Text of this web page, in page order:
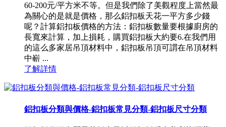
60-200元/平方米不等。但是我們除了美觀程度上當然最
為關心的是就是價格，那么鋁扣板天花一平方多少錢
呢？計算鋁扣板價格的方法：鋁扣板數量要根據廚房的
長寬來計算，加上損耗，購買鋁扣板大約要6.在我們用
的這么多家居吊頂材料中，鋁扣板吊頂可謂在吊頂材料
中嶄 ...
了解詳情
鋁扣板分類與價格-鋁扣板常見分類-鋁扣板尺寸分類